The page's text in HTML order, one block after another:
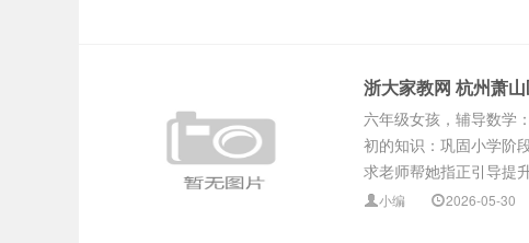
浙大家教网 杭州萧
六年级女孩，辅导数学
初的知识：巩固小学阶
求老师帮她指正引导提
小编 2026-05-30